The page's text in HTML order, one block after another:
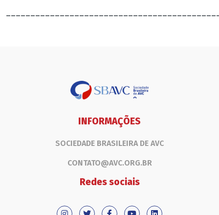
INFORMAÇÕES
SOCIEDADE BRASILEIRA DE AVC
CONTATO@AVC.ORG.BR
Redes sociais